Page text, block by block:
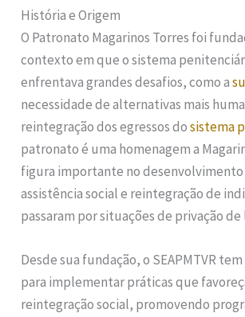
História e Origem
O Patronato Magarinos Torres foi
contexto em que o sistema
enfrentava grandes desafios, como a
necessidade de alternativas mais
reintegração dos egressos dosistema
patronato é uma homenagem a
figura importante no
assistência social e reintegração de
passaram por situações de privação
Desde sua fundação, o SEAPMTVR
para implementar práticas que
reintegração social, promovendo